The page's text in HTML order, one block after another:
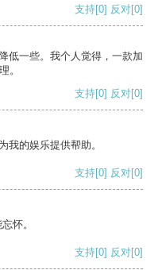
支持[0] 反对[0]
低一些。我个人觉得，一款加
。
支持[0] 反对[0]
我的娱乐提供帮助。
支持[0] 反对[0]
怀。
支持[0] 反对[0]